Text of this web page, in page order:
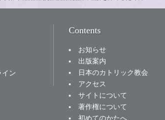
イン
Contents
お知らせ
出版案内
日本のカトリック教会
アクセス
サイトについて
著作権について
初めてのかたへ